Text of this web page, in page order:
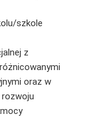
szkole
z
oraz w